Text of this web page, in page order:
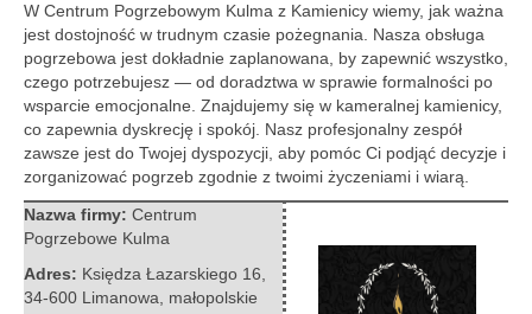
W Centrum Pogrzebowym Kulma z Kamienicy wiemy, jak ważna
jest dostojność w trudnym czasie pożegnania. Nasza obsługa
pogrzebowa jest dokładnie zaplanowana, by zapewnić wszystko,
czego potrzebujesz — od doradztwa w sprawie formalności po
wsparcie emocjonalne. Znajdujemy się w kameralnej kamienicy,
co zapewnia dyskrecję i spokój. Nasz profesjonalny zespół
zawsze jest do Twojej dyspozycji, aby pomóc Ci podjąć decyzje i
zorganizować pogrzeb zgodnie z twoimi życzeniami i wiarą.
Nazwa firmy: Centrum
Pogrzebowe Kulma
Adres: Księdza Łazarskiego 16
34-600 Limanowa
małopolskie